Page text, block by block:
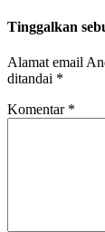
Tinggalkan
Alamat email
ditandai *
Komentar *